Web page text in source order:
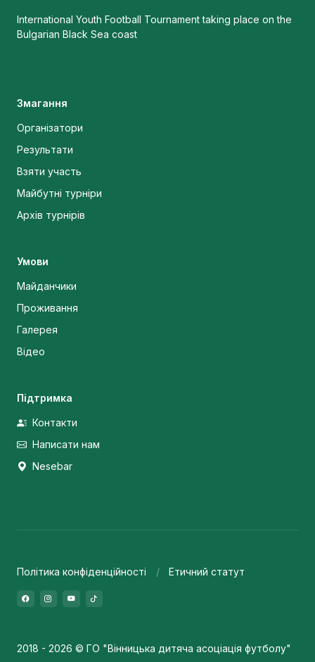
International Youth Football Tournament taking place on the
Bulgarian Black Sea coast
Змагання
Організатори
Результати
Взяти участь
Майбутні турніри
Архів турнірів
Умови
Майданчики
Проживання
Галерея
Відео
Підтримка
Контакти
Написати нам
Nesebar
Політика конфіденційності Етичний статут
2018 - 2026 © ГО "Вінницька дитяча асоціація футболу"